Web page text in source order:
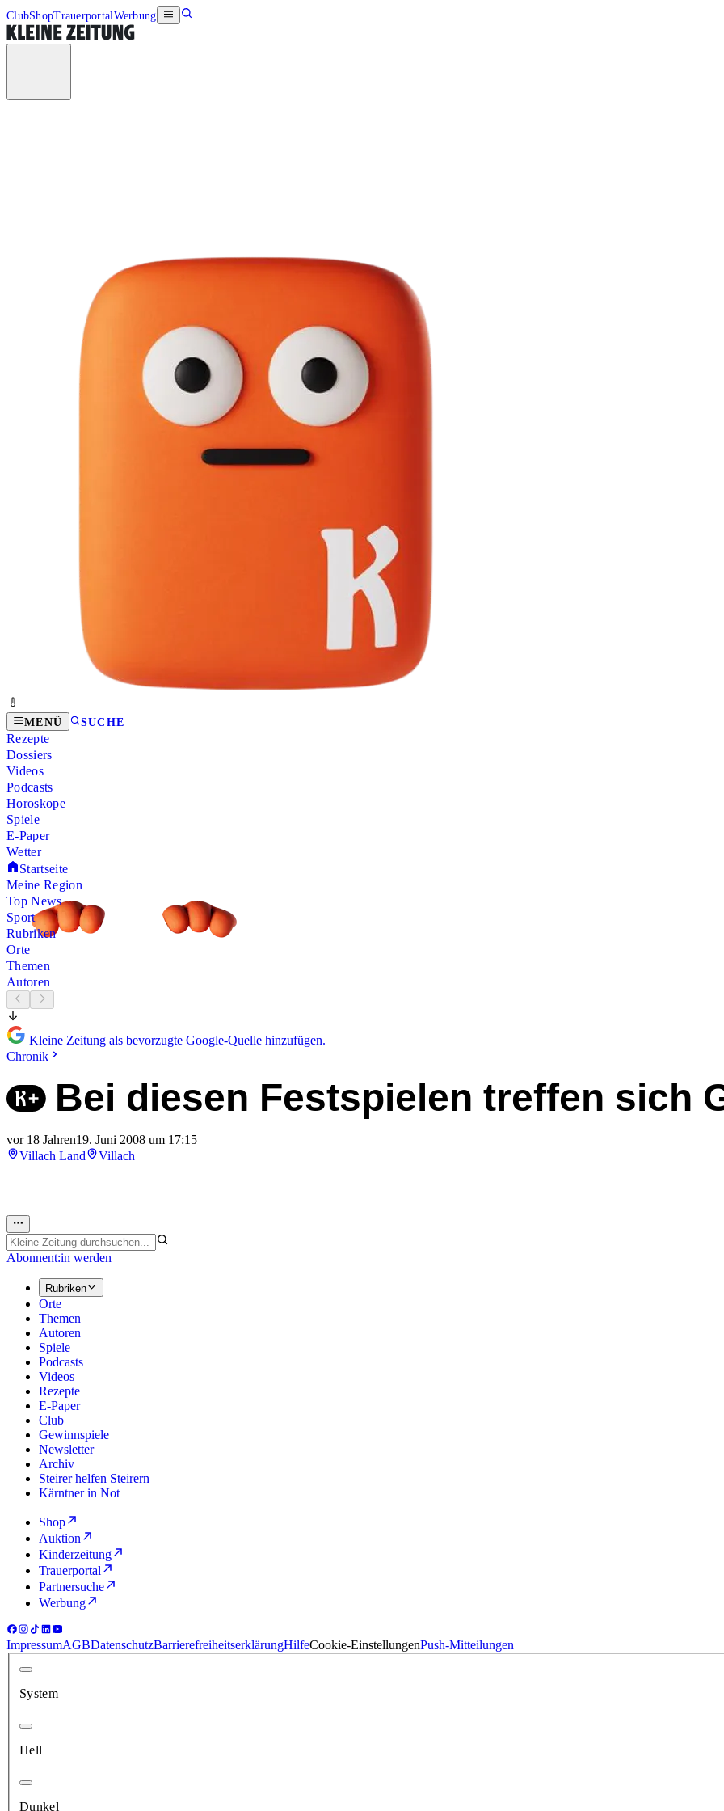
ClubShopTrauerportalWerbung
MENÜ SUCHE
Rezepte
Dossiers
Videos
Podcasts
Horoskope
Spiele
E-Paper
Wetter
Startseite
Meine Region
Top News
Sport
Rubriken
Orte
Themen
Autoren
Kleine Zeitung als bevorzugte Google-Quelle hinzufügen.
Chronik
Bei diesen Festspielen treffen sich
vor 18 Jahren19. Juni 2008 um 17:15
Villach Land
Villach
Abonnent:in werden
Rubriken
Orte
Themen
Autoren
Spiele
Podcasts
Videos
Rezepte
E-Paper
Club
Gewinnspiele
Newsletter
Archiv
Steirer helfen Steirern
Kärntner in Not
Shop
Auktion
Kinderzeitung
Trauerportal
Partnersuche
Werbung
ImpressumAGBDatenschutzBarrierefreiheitserklärungHilfeCookie-EinstellungenPush-Mitteilungen
System
Hell
Dunkel